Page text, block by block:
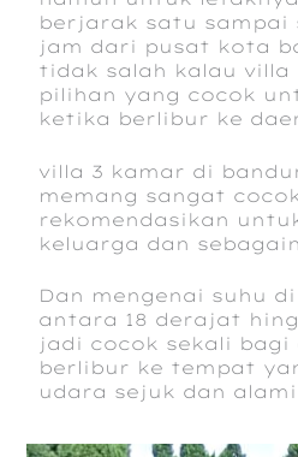
berjarak satu sampai
jam dari pusat kota
tidak salah kalau villa
pilihan yang cocok
ketika berlibur ke
villa 3 kamar di
memang sangat
rekomendasikan
keluarga dan
Dan mengenai suhu
antara 18 derajat
jadi cocok sekali bagi
berlibur ke tempat
udara sejuk dan